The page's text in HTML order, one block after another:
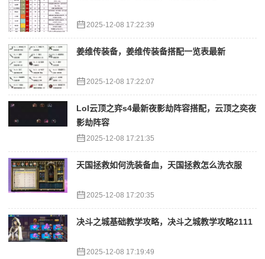
2025-12-08 17:22:39
姜维传装备，姜维传装备搭配一览表最新
2025-12-08 17:22:07
Lol云顶之弈s4最新夜影劫阵容搭配，云顶之奕夜
影劫阵容
2025-12-08 17:21:35
天国拯救如何洗装备血，天国拯救怎么洗衣服
2025-12-08 17:20:35
决斗之城基础教学攻略，决斗之城教学攻略2111
2025-12-08 17:19:49